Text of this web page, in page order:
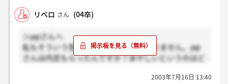
がぬぐい切れません。
あの社長は金で社員を釣っているって感じがものすご
リベロ さん (04卒)
＞japさんへ
私もそういう気持ちがないわけではありません。jap
さんは内定もらったんですか？あやしいというのはど
2003年7月16日 13:40